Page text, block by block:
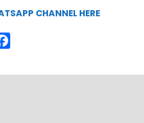
CHANNEL HERE
c